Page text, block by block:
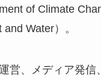
of Climate
Water）。
営、メディア発信